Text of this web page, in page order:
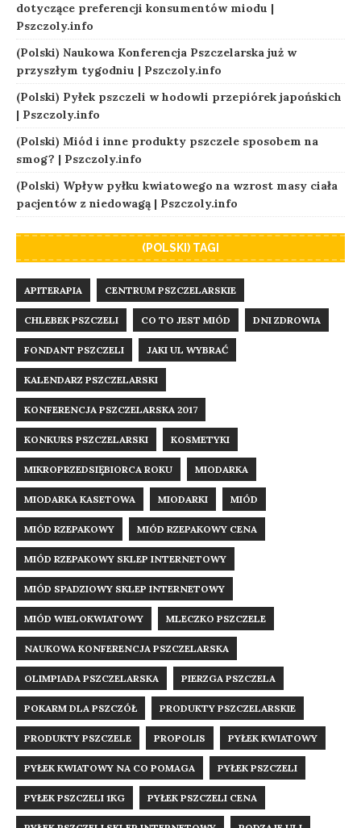
dotyczące preferencji konsumentów miodu |
Pszczoly.info
(Polski) Naukowa Konferencja Pszczelarska już w
przyszłym tygodniu | Pszczoly.info
(Polski) Pyłek pszczeli w hodowli przepiórek japońskich
| Pszczoly.info
(Polski) Miód i inne produkty pszczele sposobem na
smog? | Pszczoly.info
(Polski) Wpływ pyłku kwiatowego na wzrost masy ciała
pacjentów z niedowagą | Pszczoly.info
(POLSKI) TAGI
APITERAPIA CENTRUM PSZCZELARSKIE
CHLEBEK PSZCZELI CO TO JEST MIÓD DNI ZDROWIA
FONDANT PSZCZELI JAKI UL WYBRAĆ
KALENDARZ PSZCZELARSKI
KONFERENCJA PSZCZELARSKA 2017
KONKURS PSZCZELARSKI KOSMETYKI
MIKROPRZEDSIĘBIORCA ROKU MIODARKA
MIODARKA KASETOWA MIODARKI MIÓD
MIÓD RZEPAKOWY MIÓD RZEPAKOWY CENA
MIÓD RZEPAKOWY SKLEP INTERNETOWY
MIÓD SPADZIOWY SKLEP INTERNETOWY
MIÓD WIELOKWIATOWY MLECZKO PSZCZELE
NAUKOWA KONFERENCJA PSZCZELARSKA
OLIMPIADA PSZCZELARSKA PIERZGA PSZCZELA
POKARM DLA PSZCZÓŁ PRODUKTY PSZCZELARSKIE
PRODUKTY PSZCZELE PROPOLIS PYŁEK KWIATOWY
PYŁEK KWIATOWY NA CO POMAGA PYŁEK PSZCZELI
PYŁEK PSZCZELI 1KG PYŁEK PSZCZELI CENA